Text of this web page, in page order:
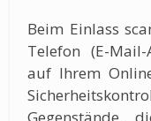
Beim Einlass
Telefon (E-Mail-
auf Ihrem
Gegenstände,